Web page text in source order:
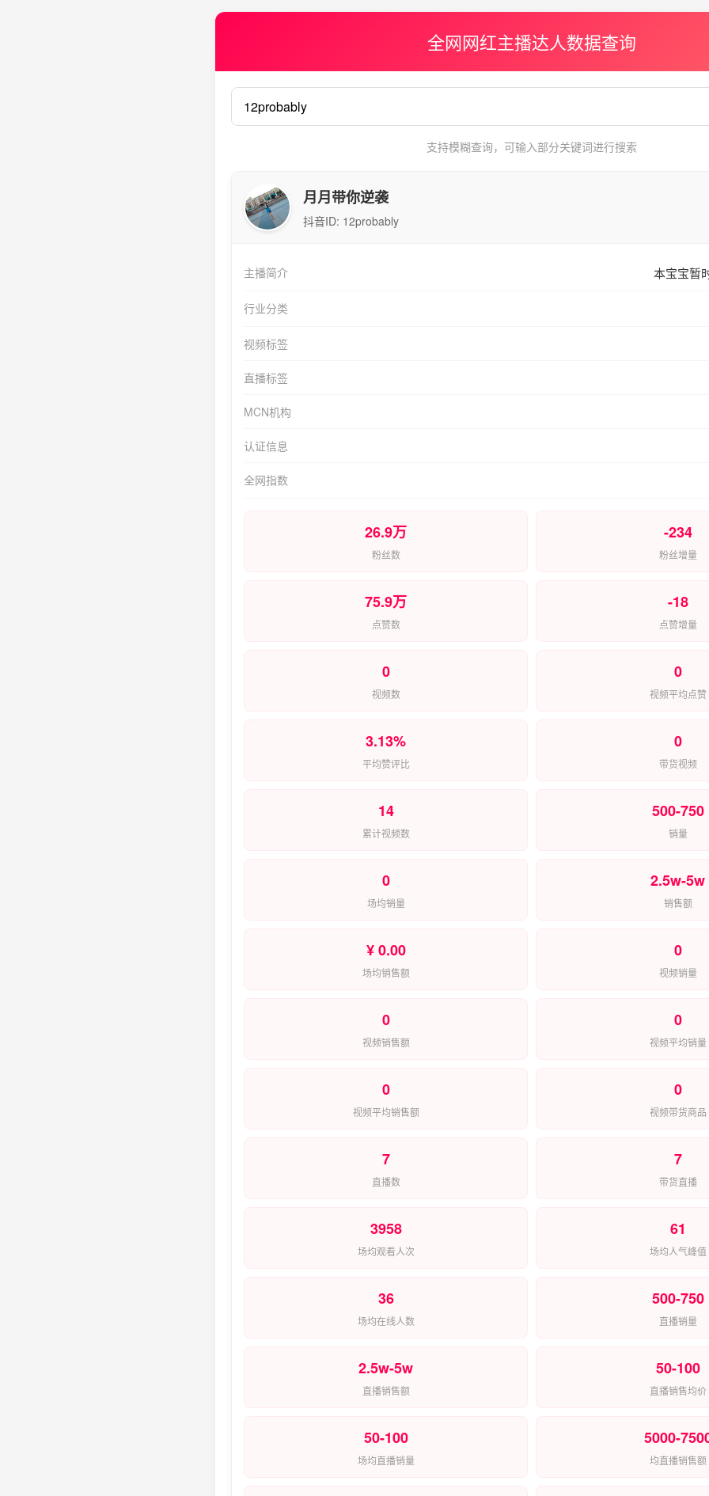
全网网红主播达人数据查询
支持模糊查询，可输入部分关键词进行搜索
月月带你逆袭
抖音ID: 12probably
主播简介 本宝宝暂
行业分类
视频标签
直播标签
MCN机构
认证信息
全网指数
26.9万
粉丝数
-234
粉丝增量
75.9万
点赞数
-18
点赞增量
0
视频数
0
视频平均点赞
3.13%
平均赞评比
0
带货视频
14
累计视频数
500-750
销量
0
场均销量
2.5w-5w
销售额
¥ 0.00
场均销售额
0
视频销量
0
视频销售额
0
视频平均销量
0
视频平均销售额
0
视频带货商品
7
直播数
7
带货直播
3958
场均观看人次
61
场均人气峰值
36
场均在线人数
500-750
直播销量
2.5w-5w
直播销售额
50-100
直播销售均价
50-100
场均直播销量
5000-
均直播销售额